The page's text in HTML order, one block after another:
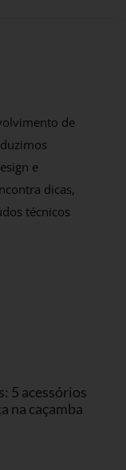
de
e
dicas,
técnicos
5 acessórios
na caçamba